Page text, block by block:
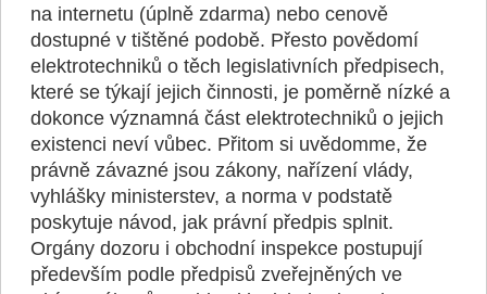
na internetu (úplně zdarma) nebo cenově
dostupné v tištěné podobě. Přesto povědomí
elektrotechniků o těch legislativních předpisech,
které se týkají jejich činnosti, je poměrně nízké a
dokonce významná část elektrotechniků o jejich
existenci neví vůbec. Přitom si uvědomme, že
právně závazné jsou zákony, nařízení vlády,
vyhlášky ministerstev, a norma v podstatě
poskytuje návod, jak právní předpis splnit.
Orgány dozoru i obchodní inspekce postupují
především podle předpisů zveřejněných ve